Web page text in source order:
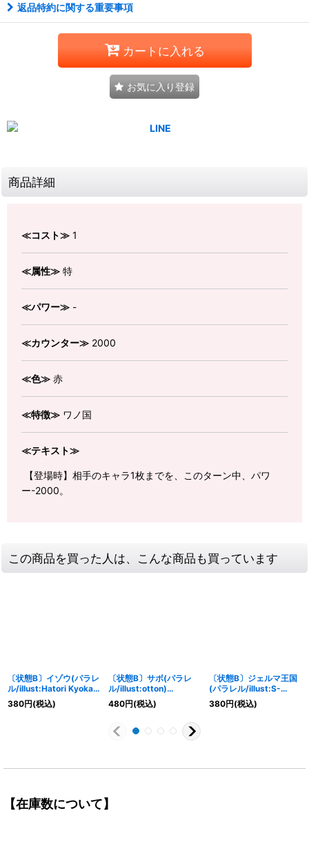
返品特約に関する重要事項
カートに入れる
お気に入り登録
商品詳細
≪コスト≫ 1
≪属性≫ 特
≪パワー≫ -
≪カウンター≫ 2000
≪色≫ 赤
≪特徴≫ ワノ国
≪テキスト≫
【登場時】相手のキャラ1枚までを、このターン中、パワ
ー-2000。
この商品を買った人は、こんな商品も買っています
〔状態B〕イゾウ(パラレ
ル/illust:Hatori Kyoka)
【UC/P】{OP01-033}
380円(税込)
〔状態B〕サボ(パラレ
ル/illust:otton)
【SR/P】{OP05-007}
480円(税込)
〔状態B〕ジェルマ王国
(パラレル/illust:S-
KINOKO)【C/P】
{OP06-079}
380円(税込)
【在庫数について】